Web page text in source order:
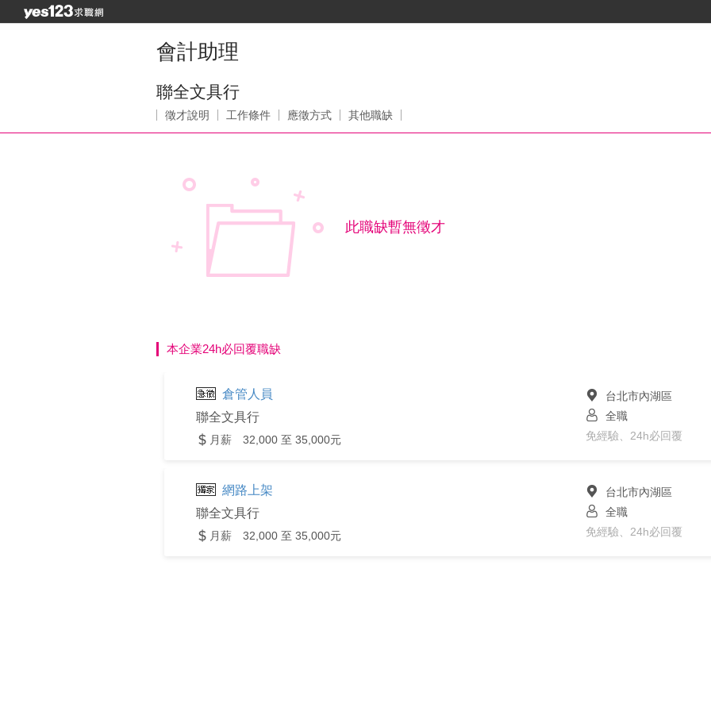
會計助理
聯全文具行
徵才說明 工作條件 應徵方式 其他職缺
此職缺暫無徵才
本企業24h必回覆職缺
倉管人員
聯全文具行
月薪 32,000 至 35,000元
台北市內湖區
全職
免經驗、24h必回覆
網路上架
聯全文具行
月薪 32,000 至 35,000元
台北市內湖區
全職
免經驗、24h必回覆